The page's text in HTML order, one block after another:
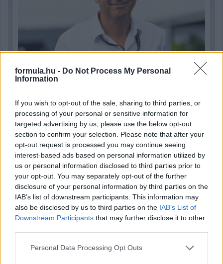
formula.hu - Do Not Process My Personal
Information
If you wish to opt-out of the sale, sharing to third parties, or
processing of your personal or sensitive information for
targeted advertising by us, please use the below opt-out
section to confirm your selection. Please note that after your
opt-out request is processed you may continue seeing
interest-based ads based on personal information utilized by
us or personal information disclosed to third parties prior to
your opt-out. You may separately opt-out of the further
disclosure of your personal information by third parties on the
IAB’s list of downstream participants. This information may
also be disclosed by us to third parties on the IAB’s List of
Downstream Participants that may further disclose it to other
Please note that this website/app uses one or more Google
Personal Data Processing Opt Outs
„Jó látni, hogy közel az álom” – Camara az F1-es
pletykákról